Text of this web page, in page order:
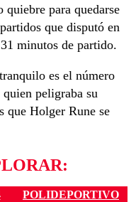
para quedarse
que disputó en
minutos de partido.
es el número
quien peligraba su
que Holger Rune se
POLIDEPORTIVO